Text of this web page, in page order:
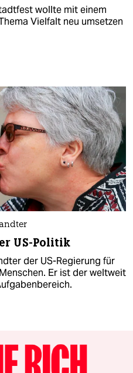
wollte mit einem
Vielfalt neu umsetzen
US-Politik
der US-Regierung für
Er ist der weltweit